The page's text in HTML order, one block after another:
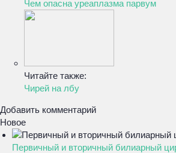
Чем опасна уреаплазма парвум
Читайте также:
Чирей на лбу
Добавить комментарий
Новое
Первичный и вторичный билиарный